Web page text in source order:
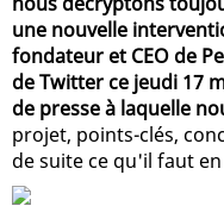
une nouvelle
fondateur et CEO de
de Twitter ce jeudi 17
de presse à laquelle
projet, points-clés,
de suite ce qu'il faut